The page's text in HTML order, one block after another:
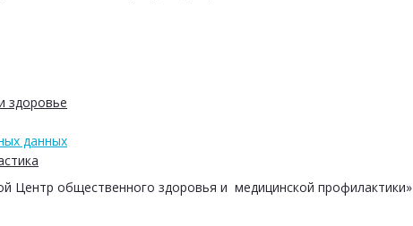
здоровье
данных
Центр общественного здоровья и медицинской профилактики»